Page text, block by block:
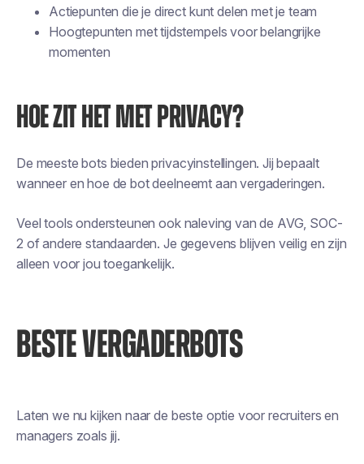
Actiepunten die je direct kunt delen met je team
Hoogtepunten met tijdstempels voor belangrijke
momenten
HOE ZIT HET MET PRIVACY?
De meeste bots bieden privacyinstellingen. Jij bepaalt
wanneer en hoe de bot deelneemt aan vergaderingen.
Veel tools ondersteunen ook naleving van de AVG, SOC-
2 of andere standaarden. Je gegevens blijven veilig en zijn
alleen voor jou toegankelijk.
BESTE VERGADERBOTS
Laten we nu kijken naar de beste optie voor recruiters en
managers zoals jij.